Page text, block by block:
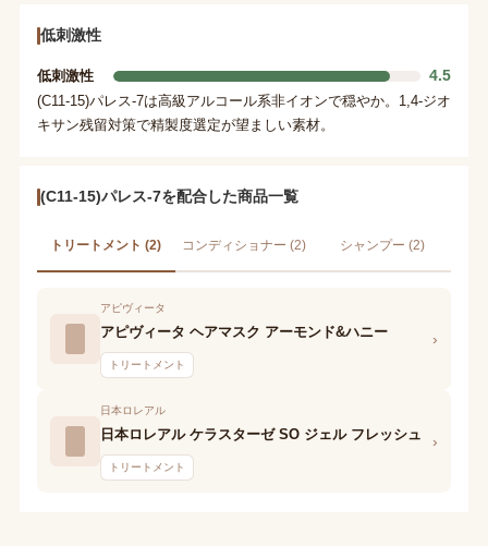
低刺激性
低刺激性 4.5
(C11-15)パレス-7は高級アルコール系非イオンで穏やか。1,4-ジオ
キサン残留対策で精製度選定が望ましい素材。
(C11-15)パレス-7を配合した商品一覧
トリートメント (2) コンディショナー (2) シャンプー (2)
アピヴィータ
アピヴィータ ヘアマスク アーモンド&ハニー
トリートメント
›
日本ロレアル
日本ロレアル ケラスターゼ SO ジェル フレッシュ
トリートメント
›